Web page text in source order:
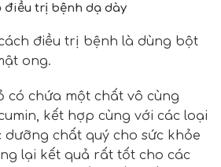
điều trị bệnh dạ dày
điều trị bệnh là dùng bột
ong.
có chứa một chất vô cùng
kết hợp cùng với các loại
dưỡng chất quý cho sức khỏe
lại kết quả rất tốt cho các